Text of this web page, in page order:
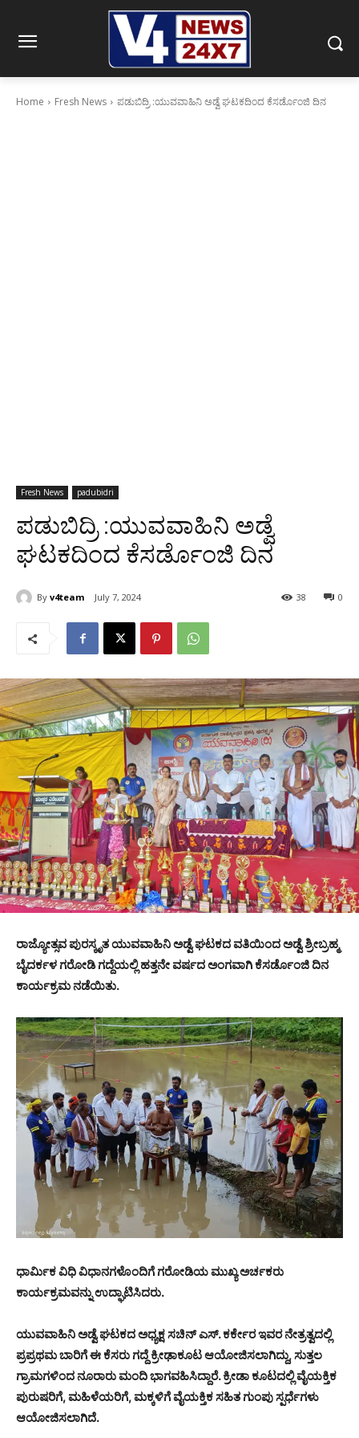
Home Fresh News ಪಡುಬಿದ್ರಿ :ಯುವವಾಹಿನಿ ಅಡ್ವೆ ಘಟಕದಿಂದ ಕೆಸರ್ಡೊಂಜಿ ದಿನ
Fresh News padubidri
ಪಡುಬಿದ್ರಿ :ಯುವವಾಹಿನಿ ಅಡ್ವೆ
ಘಟಕದಿಂದ ಕೆಸರ್ಡೊಂಜಿ ದಿನ
By v4team July 7, 2024 0
38
ರಾಜ್ಯೋತ್ಸವ ಪುರಸ್ಕೃತ ಯುವವಾಹಿನಿ ಅಡ್ವೆ ಘಟಕದ ವತಿಯಿಂದ ಅಡ್ವೆ ಶ್ರೀಬ್ರಹ್ಮ
ಬೈದರ್ಕಳ ಗರೋಡಿ ಗದ್ದೆಯಲ್ಲಿ ಹತ್ತನೇ ವರ್ಷದ ಅಂಗವಾಗಿ ಕೆಸರ್ಡೊಂಜಿ ದಿನ
ಕಾರ್ಯಕ್ರಮ ನಡೆಯಿತು.
ಧಾರ್ಮಿಕ ವಿಧಿ ವಿಧಾನಗಳೊಂದಿಗೆ ಗರೋಡಿಯ ಮುಖ್ಯ ಅರ್ಚಕರು
ಕಾರ್ಯಕ್ರಮವನ್ನು ಉದ್ಘಾಟಿಸಿದರು.
ಯುವವಾಹಿನಿ ಅಡ್ವೆ ಘಟಕದ ಅಧ್ಯಕ್ಷ ಸಚಿನ್ ಎಸ್. ಕರ್ಕೇರ ಇವರ ನೇತ್ರತ್ವದಲ್ಲಿ
ಪ್ರಪ್ರಥಮ ಬಾರಿಗೆ ಈ ಕೆಸರು ಗದ್ದೆ ಕ್ರೀಢಾಕೂಟ ಆಯೋಜಿಸಲಾಗಿದ್ದು, ಸುತ್ತಲ
ಗ್ರಾಮಗಳಿಂದ ನೂರಾರು ಮಂದಿ ಭಾಗವಹಿಸಿದ್ದಾರೆ. ಕ್ರೀಡಾ ಕೂಟದಲ್ಲಿ ವೈಯಕ್ತಿಕ
ಪುರುಷರಿಗೆ, ಮಹಿಳೆಯರಿಗೆ, ಮಕ್ಕಳಿಗೆ ವೈಯಕ್ತಿಕ ಸಹಿತ ಗುಂಪು ಸ್ಪರ್ಧೆಗಳು
ಆಯೋಜಿಸಲಾಗಿದೆ.